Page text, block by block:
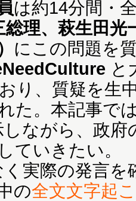
は約14分間・
理、萩生田光
にこの問題を
と
り、質疑を生
た。本記事で
ながら、政府
ていきたい。
く実際の発言
の全文文字起